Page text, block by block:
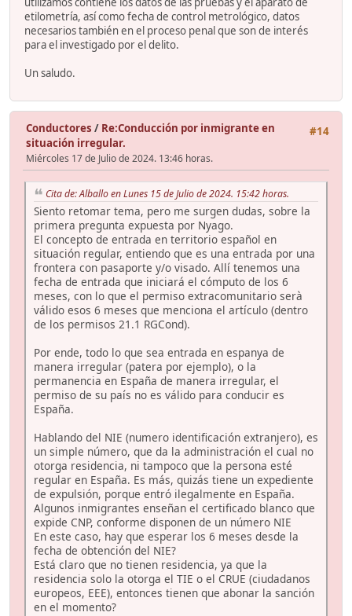
etilometría, así como fecha de control metrológico, datos
necesarios también en el proceso penal que son de interés
para el investigado por el delito.
Un saludo.
#14
Conductores / Re:Conducción por inmigrante en
situación irregular.
Miércoles 17 de Julio de 2024. 13:46 horas.
Cita de: Alballo en Lunes 15 de Julio de 2024. 15:42 horas.
Siento retomar tema, pero me surgen dudas, sobre la
primera pregunta expuesta por Nyago.
El concepto de entrada en territorio español en
situación regular, entiendo que es una entrada por una
frontera con pasaporte y/o visado. Allí tenemos una
fecha de entrada que iniciará el cómputo de los 6
meses, con lo que el permiso extracomunitario serà
válido esos 6 meses que menciona el artículo (dentro
de los permisos 21.1 RGCond).
Por ende, todo lo que sea entrada en espanya de
manera irregular (patera por ejemplo), o la
permanencia en España de manera irregular, el
permiso de su país no es válido para conducir es
España.
Hablando del NIE (numero identificación extranjero), es
un simple número, que da la administración el cual no
otorga residencia, ni tampoco que la persona esté
regular en España. Es más, quizás tiene un expediente
de expulsión, porque entró ilegalmente en España.
Algunos inmigrantes enseñan el certificado blanco que
expide CNP, conforme disponen de un número NIE
En este caso, hay que esperar los 6 meses desde la
fecha de obtención del NIE?
Está claro que no tienen residencia, ya que la
residencia solo la otorga el TIE o el CRUE (ciudadanos
europeos, EEE), entonces tienen que abonar la sanción
en el momento?